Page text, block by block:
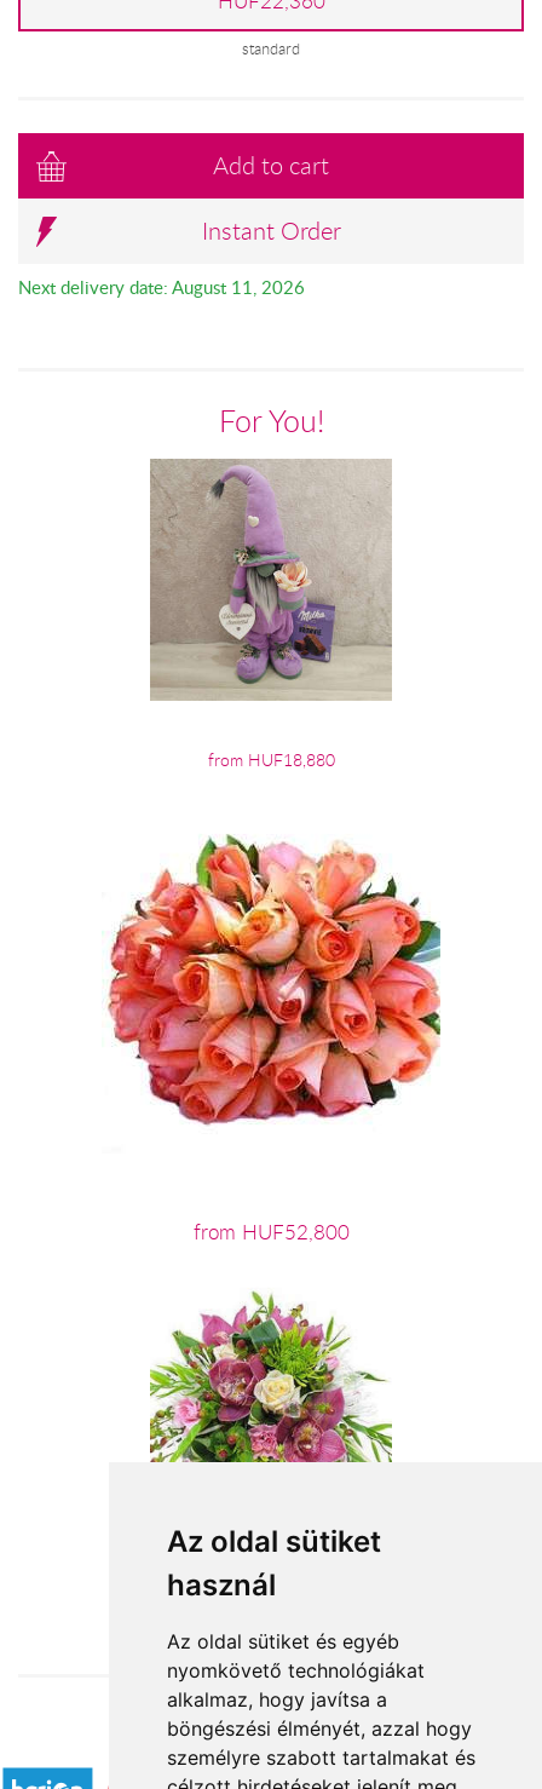
Az oldal sütiket
használ
Az oldal sütiket és egyéb
nyomkövető technológiákat
alkalmaz, hogy javítsa a
böngészési élményét, azzal hogy
személyre szabott tartalmakat és
standard
Add to cart
Instant Order
Next delivery date: August 11, 2026
For You!
from HUF18,880
from HUF52,800
from HUF29,200
Accepted payment methods